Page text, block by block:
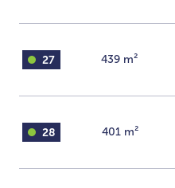
27 439 m²
28 401m²